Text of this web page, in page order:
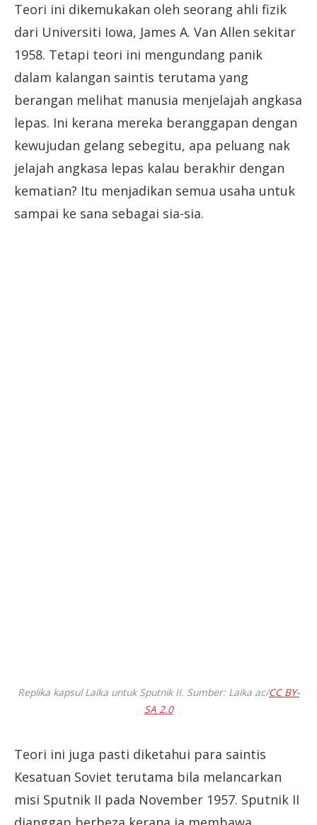
Teori ini dikemukakan oleh seorang ahli fizik
dari Universiti Iowa, James A. Van Allen sekitar
1958. Tetapi teori ini mengundang panik
dalam kalangan saintis terutama yang
berangan melihat manusia menjelajah angkasa
lepas. Ini kerana mereka beranggapan dengan
kewujudan gelang sebegitu, apa peluang nak
jelajah angkasa lepas kalau berakhir dengan
kematian? Itu menjadikan semua usaha untuk
sampai ke sana sebagai sia-sia.
Replika kapsul Laika untuk Sputnik II. Sumber: Laika ac/CC BY-
SA 2.0
Teori ini juga pasti diketahui para saintis
Kesatuan Soviet terutama bila melancarkan
misi Sputnik II pada November 1957. Sputnik II